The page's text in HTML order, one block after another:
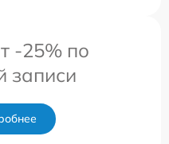
-25% по
записи